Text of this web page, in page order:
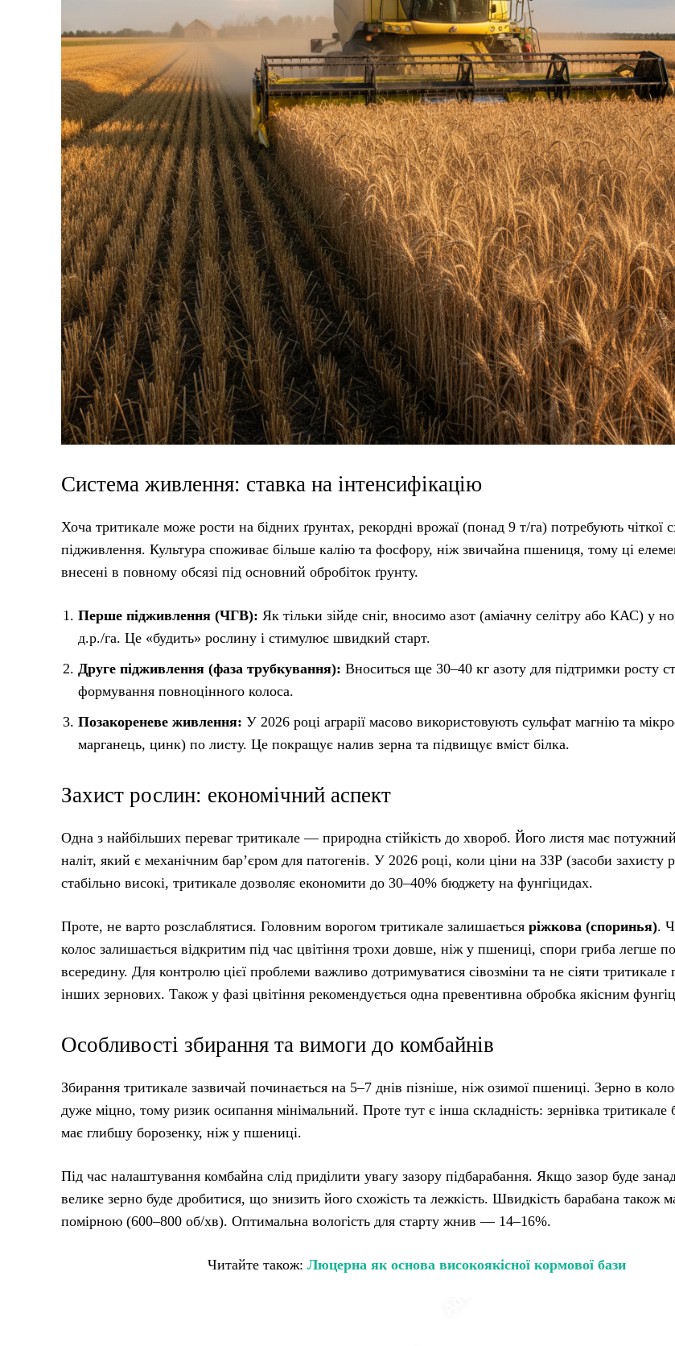
Система живлення: ставка на інтенсифікацію
Хоча тритикале може рости на бідних ґрунтах, рекордні врожаї (понад 9 т/га) потребують чіткої
підживлення. Культура споживає більше калію та фосфору, ніж звичайна пшениця, тому ці
внесені в повному обсязі під основний обробіток ґрунту.
Перше підживлення (ЧГВ): Як тільки зійде сніг, вносимо азот (аміачну селітру або КАС) у
д.р./га. Це «будить» рослину і стимулює швидкий старт.
Друге підживлення (фаза трубкування): Вноситься ще 30–40 кг азоту для підтримки росту
формування повноцінного колоса.
Позакореневе живлення: У 2026 році аграрії масово використовують сульфат магнію та
марганець, цинк) по листу. Це покращує налив зерна та підвищує вміст білка.
Захист рослин: економічний аспект
Одна з найбільших переваг тритикале — природна стійкість до хвороб. Його листя має
наліт, який є механічним бар’єром для патогенів. У 2026 році, коли ціни на ЗЗР (засоби захисту
стабільно високі, тритикале дозволяє економити до 30–40% бюджету на фунгіцидах.
Проте, не варто розслаблятися. Головним ворогом тритикале залишається ріжкова (споринья).
колос залишається відкритим під час цвітіння трохи довше, ніж у пшениці, спори гриба легше
всередину. Для контролю цієї проблеми важливо дотримуватися сівозміни та не сіяти тритикале
інших зернових. Також у фазі цвітіння рекомендується одна превентивна обробка якісним
Особливості збирання та вимоги до комбайнів
Збирання тритикале зазвичай починається на 5–7 днів пізніше, ніж озимої пшениці. Зерно в
дуже міцно, тому ризик осипання мінімальний. Проте тут є інша складність: зернівка тритикале
має глибшу борозенку, ніж у пшениці.
Під час налаштування комбайна слід приділити увагу зазору підбарабання. Якщо зазор буде
велике зерно буде дробитися, що знизить його схожість та лежкість. Швидкість барабана також
помірною (600–800 об/хв). Оптимальна вологість для старту жнив — 14–16%.
Читайте також: Люцерна як основа високоякісної кормової бази